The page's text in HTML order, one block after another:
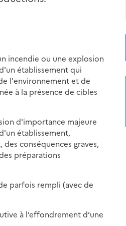
incendie ou une explosion
établissement qui
l'environnement et de
à la présence de cibles
d'importance majeure
établissement,
des conséquences graves,
préparations
parfois rempli (avec de
à l’effondrement d’une